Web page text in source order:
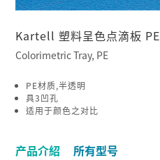
Kartell 塑料呈色点滴板 PE
Colorimetric Tray, PE
PE材质,半透明
具3凹孔
适用于颜色之对比
产品介紹 所有型号